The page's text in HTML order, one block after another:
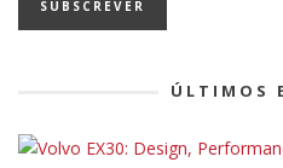
ÚLTIMOS